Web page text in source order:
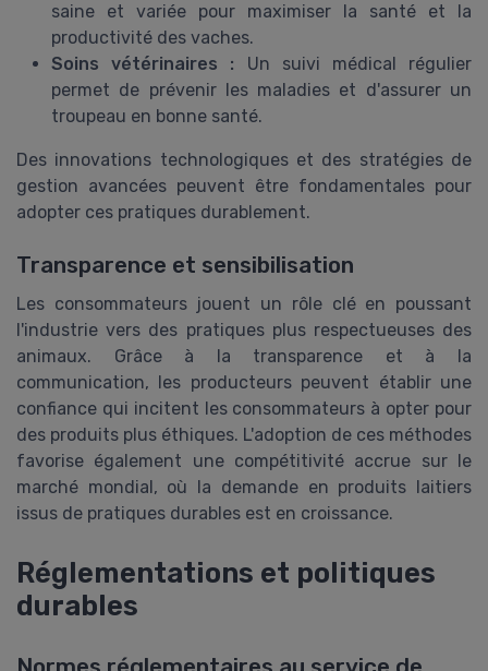
saine et variée pour maximiser la santé et la
productivité des vaches.
Soins vétérinaires : Un suivi médical régulier
permet de prévenir les maladies et d'assurer un
troupeau en bonne santé.
Des innovations technologiques et des stratégies de
gestion avancées peuvent être fondamentales pour
adopter ces pratiques durablement.
Transparence et sensibilisation
Les consommateurs jouent un rôle clé en poussant
l'industrie vers des pratiques plus respectueuses des
animaux. Grâce à la transparence et à la
communication, les producteurs peuvent établir une
confiance qui incitent les consommateurs à opter pour
des produits plus éthiques. L'adoption de ces méthodes
favorise également une compétitivité accrue sur le
marché mondial, où la demande en produits laitiers
issus de pratiques durables est en croissance.
Réglementations et politiques
durables